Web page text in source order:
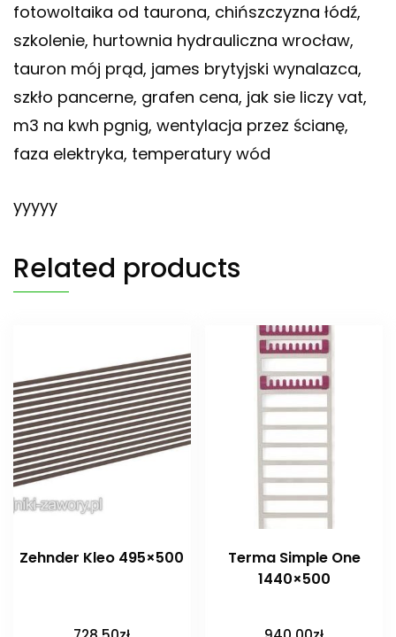
fotowoltaika od taurona, chińszczyzna łódź,
szkolenie, hurtownia hydrauliczna wrocław,
tauron mój prąd, james brytyjski wynalazca,
szkło pancerne, grafen cena, jak sie liczy vat,
m3 na kwh pgnig, wentylacja przez ścianę,
faza elektryka, temperatury wód
yyyyy
Related products
Zehnder Kleo 495×500
Terma Simple One
1440×500